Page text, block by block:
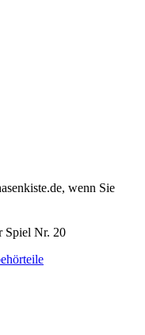
wenn Sie
Spiel Nr. 20